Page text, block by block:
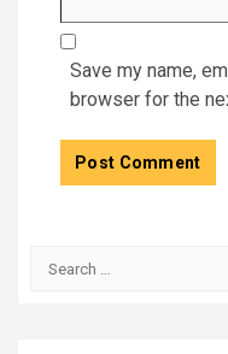
Save my name,
browser for the
Search